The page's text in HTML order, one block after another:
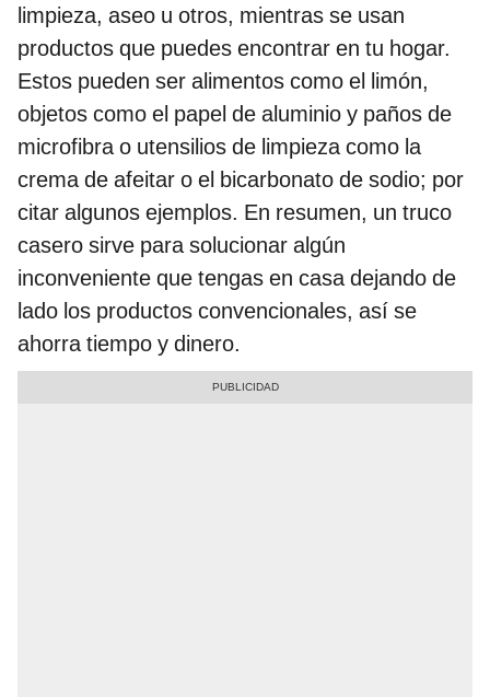
limpieza, aseo u otros, mientras se usan
productos que puedes encontrar en tu hogar.
Estos pueden ser alimentos como el limón,
objetos como el papel de aluminio y paños de
microfibra o utensilios de limpieza como la
crema de afeitar o el bicarbonato de sodio; por
citar algunos ejemplos. En resumen, un truco
casero sirve para solucionar algún
inconveniente que tengas en casa dejando de
lado los productos convencionales, así se
ahorra tiempo y dinero.